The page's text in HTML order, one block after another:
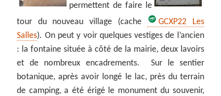
permettent de faire le
tour du nouveau village (cache
GCXP22 Les
Salles). On peut y voir quelques vestiges de l’ancien
: la fontaine située à côté de la mairie, deux lavoirs
et de nombreux encadrements. Sur le sentier
botanique, après avoir longé le lac, près du terrain
de camping, a été érigé le monument du souvenir,